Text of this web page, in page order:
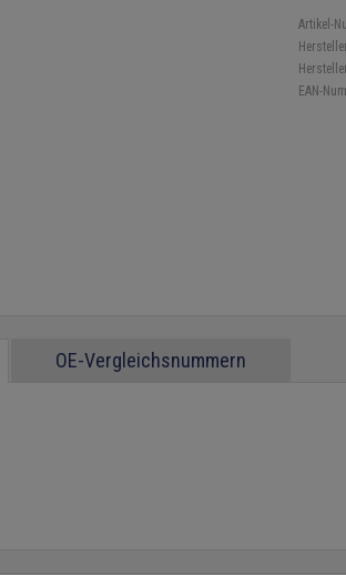
Artikel-
EAN-
OE-Vergleichsnummern